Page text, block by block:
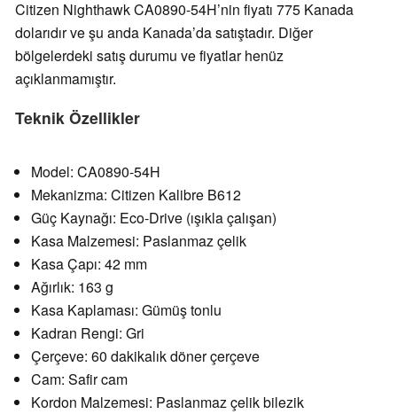
Citizen Nighthawk CA0890-54H’nin fiyatı 775 Kanada
dolarıdır ve şu anda Kanada’da satıştadır. Diğer
bölgelerdeki satış durumu ve fiyatlar henüz
açıklanmamıştır.
Teknik Özellikler
Model: CA0890-54H
Mekanizma: Citizen Kalibre B612
Güç Kaynağı: Eco-Drive (ışıkla çalışan)
Kasa Malzemesi: Paslanmaz çelik
Kasa Çapı: 42 mm
Ağırlık: 163 g
Kasa Kaplaması: Gümüş tonlu
Kadran Rengi: Gri
Çerçeve: 60 dakikalık döner çerçeve
Cam: Safir cam
Kordon Malzemesi: Paslanmaz çelik bilezik